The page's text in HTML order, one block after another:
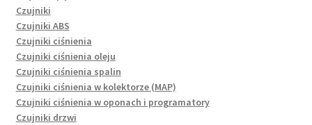
Czujniki
Czujniki ABS
Czujniki ciśnienia
Czujniki ciśnienia oleju
Czujniki ciśnienia spalin
Czujniki ciśnienia w kolektorze (MAP)
Czujniki ciśnienia w oponach i programatory
Czujniki drzwi